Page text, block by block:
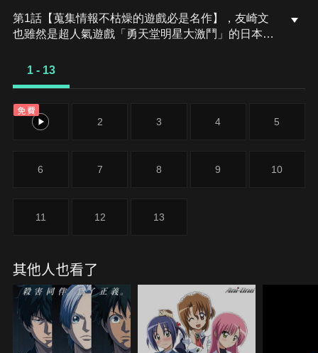
第1話【蒐集情報不枯燥的遊戲必是名作】，友崎文
也雖然是超人氣遊戲「勇天堂明星大激鬥」的日本最
受學校完美女主角──日南葵的人生指導，以「成為
係，這時葵出給他的課題是……。面對支配班上氣氛
的高等階級女生，友崎會如何應戰。
1 - 13
免費
1 2 3 4 5
6 7 8 9 10
11 12 13
其他人也看了